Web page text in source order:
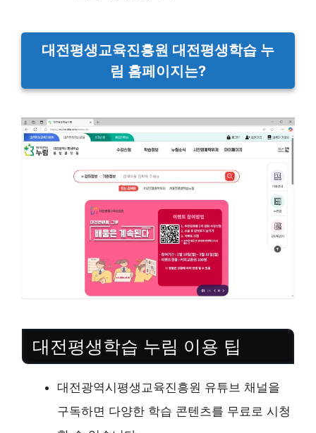
대전평생교육진흥원 대전평생학습 누
림 홈페이지는?
대전평생학습 누림 이용 팁
대전광역시평생교육진흥원 유튜브 채널을
구독하면 다양한 학습 콘텐츠를 무료로 시청